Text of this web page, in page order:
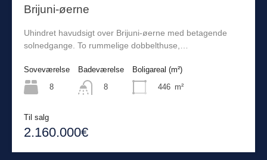
Brijuni-øerne
Uhindret havudsigt over Brijuni-øerne med betagende
solnedgange. To rummelige dobbelthuse,…
Soveværelse
8
Badeværelse
8
Boligareal (m²)
446 m²
Til salg
2.160.000€